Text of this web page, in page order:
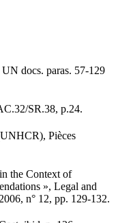
docs. paras. 57-129
SR.38, p.24.
Pièces
the Context of
», Legal and
n° 12, pp. 129-132.